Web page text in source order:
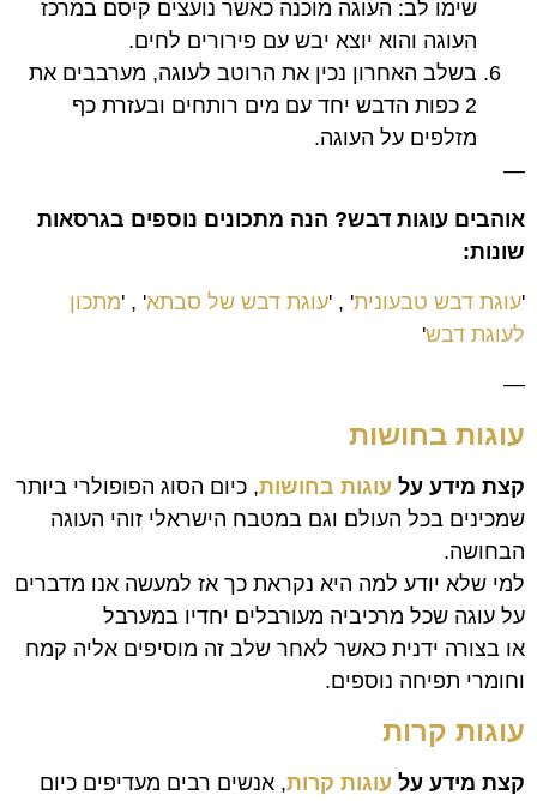
שימו לב: העוגה מוכנה כאשר נועצים קיסם במרכז
העוגה והוא יוצא יבש עם פירורים לחים.
בשלב האחרון נכין את הרוטב לעוגה, מערבבים את
2 כפות הדבש יחד עם מים רותחים ובעזרת כף
מזלפים על העוגה.
—
אוהבים עוגות דבש? הנה מתכונים נוספים בגרסאות
שונות:
'עוגת דבש טבעונית' , 'עוגת דבש של סבתא' , 'מתכון
לעוגת דבש'
—
עוגות בחושות
קצת מידע על עוגות בחושות, כיום הסוג הפופולרי ביותר
שמכינים בכל העולם וגם במטבח הישראלי זוהי העוגה
הבחושה.
למי שלא יודע למה היא נקראת כך אז למעשה אנו מדברים
על עוגה שכל מרכיביה מעורבלים יחדיו במערבל
או בצורה ידנית כאשר לאחר שלב זה מוסיפים אליה קמח
וחומרי תפיחה נוספים.
עוגות קרות
קצת מידע על עוגות קרות, אנשים רבים מעדיפים כיום